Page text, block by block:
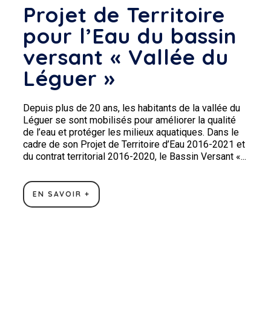
Projet de Territoire
pour l’Eau du bassin
versant « Vallée du
Léguer »
Depuis plus de 20 ans, les habitants de la vallée du
Léguer se sont mobilisés pour améliorer la qualité
de l’eau et protéger les milieux aquatiques. Dans le
cadre de son Projet de Territoire d’Eau 2016-2021 et
du contrat territorial 2016-2020, le Bassin Versant «...
EN SAVOIR +